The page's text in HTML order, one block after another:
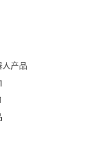
产品